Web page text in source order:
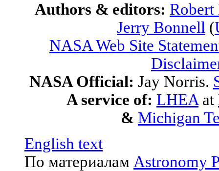
Authors & editors:
Jerry Bonnell (
NASA Web Site
NASA Official: Jay Norris.
A service of: LHEA at
& Michigan
English text
По материалам Astronomy